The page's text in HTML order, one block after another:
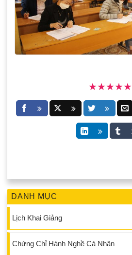
DANH MỤC
Lịch Khai Giảng
Chứng Chỉ Hành Nghề Cá Nhân
★★★★★
★★★★★